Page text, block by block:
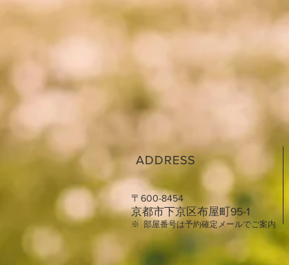
ADDRESS
〒600-8454
京都市下京区布屋町95-1
​※ 部屋番号は予約確定メールでご案内